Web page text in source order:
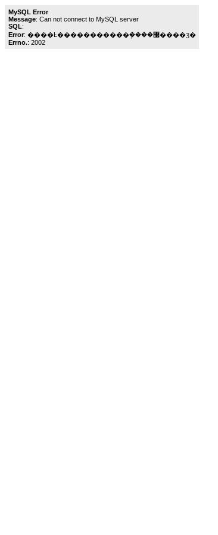
MySQL Error
Message: Can not connect to MySQL server
SQL:
Error
: ����Ŀ�����������ܾ����޷����ӡ�
Errno.: 2002